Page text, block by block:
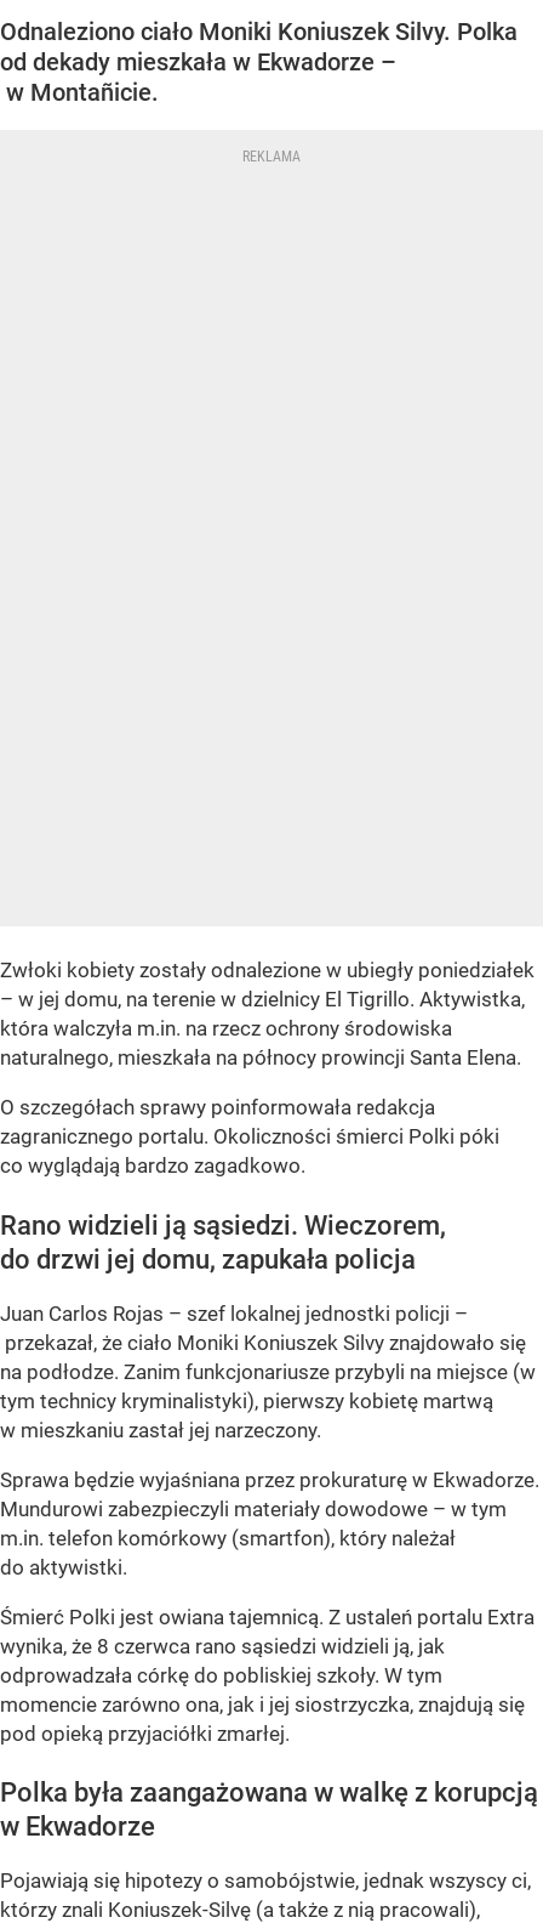
Odnaleziono ciało Moniki Koniuszek Silvy. Polka
od dekady mieszkała w Ekwadorze –
w Montañicie.
Zwłoki kobiety zostały odnalezione w ubiegły poniedziałek
– w jej domu, na terenie w dzielnicy El Tigrillo. Aktywistka,
która walczyła m.in. na rzecz ochrony środowiska
naturalnego, mieszkała na północy prowincji Santa Elena.
O szczegółach sprawy poinformowała redakcja
zagranicznego portalu. Okoliczności śmierci Polki póki
co wyglądają bardzo zagadkowo.
Rano widzieli ją sąsiedzi. Wieczorem,
do drzwi jej domu, zapukała policja
Juan Carlos Rojas – szef lokalnej jednostki policji –
przekazał, że ciało Moniki Koniuszek Silvy znajdowało się
na podłodze. Zanim funkcjonariusze przybyli na miejsce (w
tym technicy kryminalistyki), pierwszy kobietę martwą
w mieszkaniu zastał jej narzeczony.
Sprawa będzie wyjaśniana przez prokuraturę w Ekwadorze.
Mundurowi zabezpieczyli materiały dowodowe – w tym
m.in. telefon komórkowy (smartfon), który należał
do aktywistki.
Śmierć Polki jest owiana tajemnicą. Z ustaleń portalu Extra
wynika, że 8 czerwca rano sąsiedzi widzieli ją, jak
odprowadzała córkę do pobliskiej szkoły. W tym
momencie zarówno ona, jak i jej siostrzyczka, znajdują się
pod opieką przyjaciółki zmarłej.
Polka była zaangażowana w walkę z korupcją
w Ekwadorze
Pojawiają się hipotezy o samobójstwie, jednak wszyscy ci,
którzy znali Koniuszek-Silvę (a także z nią pracowali),